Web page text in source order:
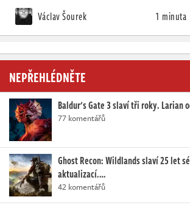
Václav Šourek 1 minuta
NEPŘEHLÉDNĚTE
Baldur's Gate 3 slaví tři roky. Larian
77 komentářů
Ghost Recon: Wildlands slaví 25 let
aktualizací.…
42 komentářů